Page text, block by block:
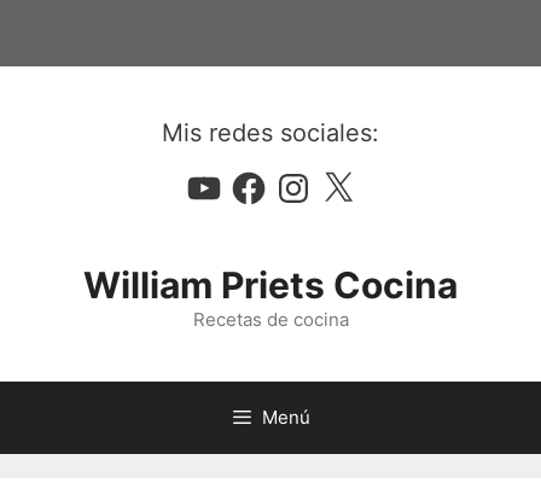
contenido
Mis redes sociales:
YouTubeFacebookInstagram
X
William Priets Cocina
Recetas de cocina
Menú